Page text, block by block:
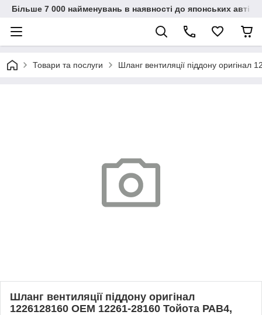
Більше 7 000 найменувань в наявності до японських
Товари та послуги Шланг вентиляції піддону
Шланг вентиляції піддону оригінал
1226128160 OEM 12261-28160 Тойота РАВ4,